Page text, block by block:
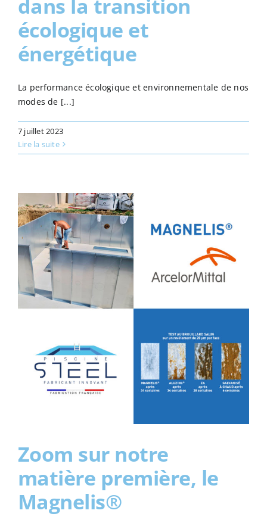
dans la transition
écologique et
énergétique
La performance écologique et environnementale de nos
modes de [...]
7 juillet 2023
Lire la suite
Zoom sur notre
matière première, le
Magnelis®